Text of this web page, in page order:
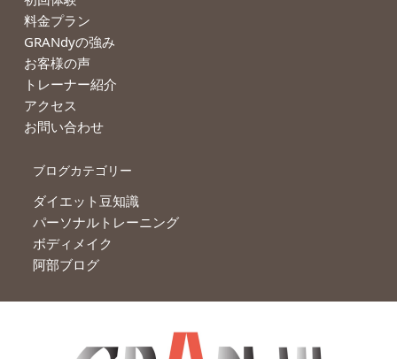
料金プラン
GRANdyの強み
お客様の声
トレーナー紹介
アクセス
お問い合わせ
ブログカテゴリー
ダイエット豆知識
パーソナルトレーニング
ボディメイク
阿部ブログ